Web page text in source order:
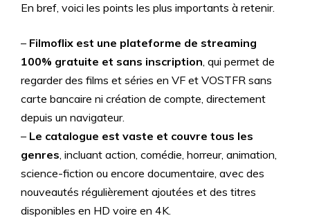
En bref, voici les points les plus importants à retenir.
– Filmoflix est une plateforme de streaming
100% gratuite et sans inscription, qui permet de
regarder des films et séries en VF et VOSTFR sans
carte bancaire ni création de compte, directement
depuis un navigateur.
– Le catalogue est vaste et couvre tous les
genres, incluant action, comédie, horreur, animation,
science-fiction ou encore documentaire, avec des
nouveautés régulièrement ajoutées et des titres
disponibles en HD voire en 4K.